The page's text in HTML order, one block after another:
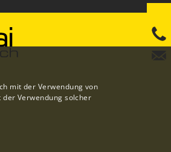
mit der Verwendung von
Verwendung solcher